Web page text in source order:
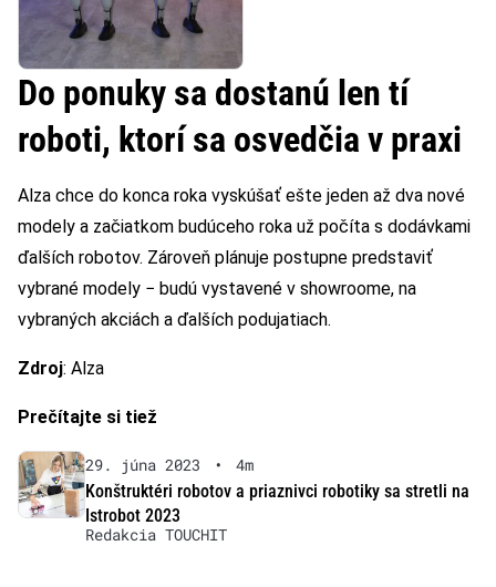
Do ponuky sa dostanú len tí
roboti, ktorí sa osvedčia v praxi
Alza chce do konca roka vyskúšať ešte jeden až dva nové
modely a začiatkom budúceho roka už počíta s dodávkami
ďalších robotov. Zároveň plánuje postupne predstaviť
vybrané modely − budú vystavené v showroome, na
vybraných akciách a ďalších podujatiach.
Zdroj: Alza
Prečítajte si tiež
29. júna 2023 •
4m
Konštruktéri robotov a priaznivci robotiky sa stretli na
Istrobot 2023
Redakcia TOUCHIT